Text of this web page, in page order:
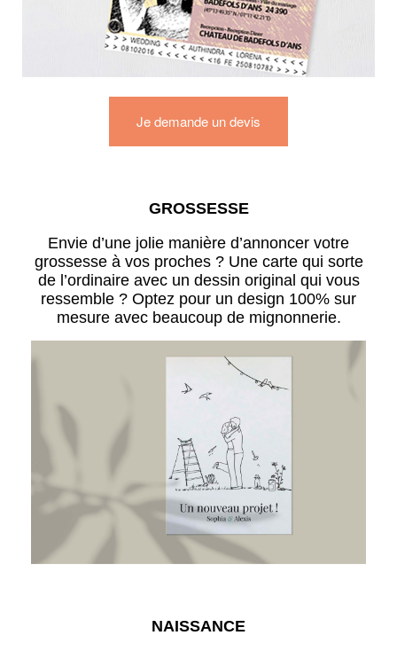
Je demande un devis
GROSSESSE
Envie d’une jolie manière d’annoncer votre
grossesse à vos proches ? Une carte qui sorte
de l’ordinaire avec un dessin original qui vous
ressemble ? Optez pour un design 100% sur
mesure avec beaucoup de mignonnerie.
NAISSANCE